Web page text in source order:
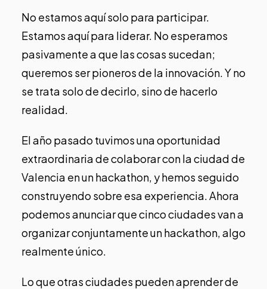
No estamos aquí solo para participar.
Estamos aquí para liderar. No esperamos
pasivamente a que las cosas sucedan;
queremos ser pioneros de la innovación. Y no
se trata solo de decirlo, sino de hacerlo
realidad.
El año pasado tuvimos una oportunidad
extraordinaria de colaborar con la ciudad de
Valencia en un hackathon, y hemos seguido
construyendo sobre esa experiencia. Ahora
podemos anunciar que cinco ciudades van a
organizar conjuntamente un hackathon, algo
realmente único.
Lo que otras ciudades pueden aprender de